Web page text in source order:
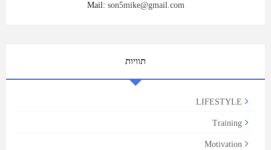
Mail: son5mike@gmail.com
תוויות
LIFESTYLE
Training
Motivation